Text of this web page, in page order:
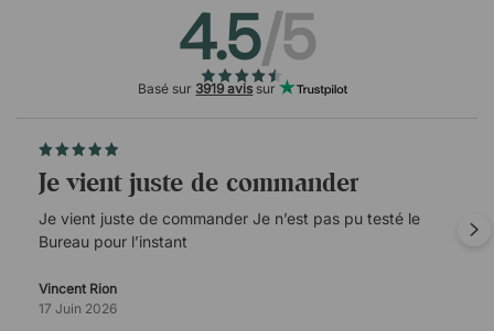
4.5/5
Basé sur 3919 avis sur
Je vient juste de commander
Je vient juste de commander Je n’est pas pu testé le
Bureau pour l’instant
Vincent Rion
17 Juin 2026